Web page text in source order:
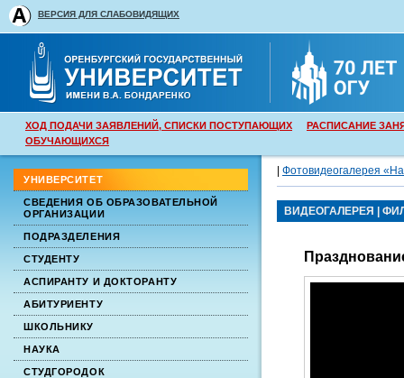
ВЕРСИЯ ДЛЯ СЛАБОВИДЯЩИХ
ХОД ПОДАЧИ ЗАЯВЛЕНИЙ, СПИСКИ ПОСТУПАЮЩИХ
РАСПИСАНИЕ
ОБУЧАЮЩИХСЯ
УНИВЕРСИТЕТ
СВЕДЕНИЯ ОБ ОБРАЗОВАТЕЛЬНОЙ
ОРГАНИЗАЦИИ
ПОДРАЗДЕЛЕНИЯ
СТУДЕНТУ
АСПИРАНТУ И ДОКТОРАНТУ
АБИТУРИЕНТУ
ШКОЛЬНИКУ
НАУКА
СТУДГОРОДОК
Фотовидеогалерея
ВИДЕОГАЛЕРЕЯ